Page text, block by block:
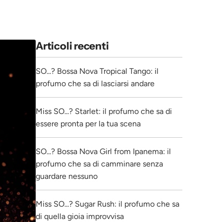
Articoli recenti
SO...? Bossa Nova Tropical Tango: il
profumo che sa di lasciarsi andare
Miss SO...? Starlet: il profumo che sa di
essere pronta per la tua scena
SO...? Bossa Nova Girl from Ipanema: il
profumo che sa di camminare senza
guardare nessuno
Miss SO...? Sugar Rush: il profumo che sa
di quella gioia improvvisa